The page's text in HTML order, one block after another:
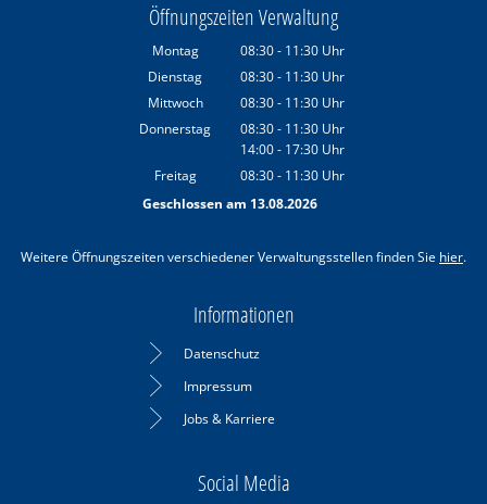
Öffnungszeiten Verwaltung
Montag 08:30- 11:30 Uhr
Von 08:30 bis 11:30 Uhr
Dienstag 08:30- 11:30 Uhr
Von 08:30 bis 11:30 Uhr
Mittwoch 08:30- 11:30 Uhr
Von 08:30 bis 11:30 Uhr
Donnerstag 08:30- 11:30 Uhr
Von 08:30 bis 11:30 Uhr
14:00- 17:30 Uhr
Von 14:00 bis 17:30 Uhr
Freitag 08:30- 11:30 Uhr
Von 08:30 bis 11:30 Uhr
Geschlossen am 13.08.2026
Weitere Öffnungszeiten verschiedener Verwaltungsstellen finden Sie hier.
Informationen
Datenschutz
Impressum
Jobs & Karriere
Social Media